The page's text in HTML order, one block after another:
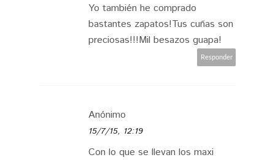
Yo también he comprado
bastantes zapatos!Tus cuñas son
preciosas!!!Mil besazos guapa!
Responder
Anónimo
15/7/15, 12:19
Con lo que se llevan los maxi